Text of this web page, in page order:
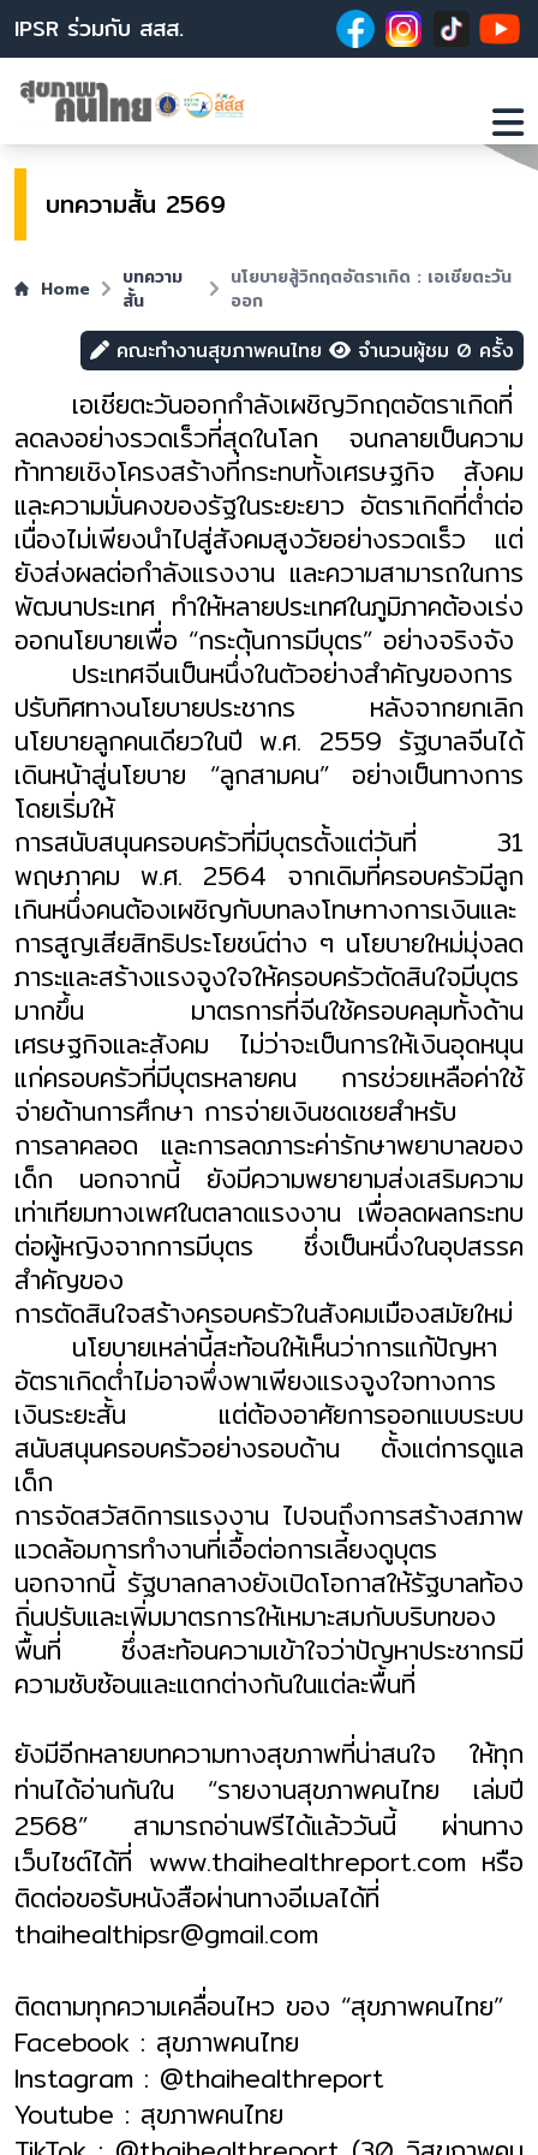
IPSR ร่วมกับ สสส.
บทความสั้น 2569
Home
บทความ
สั้น
นโยบายสู้วิกฤตอัตราเกิด : เอเชียตะวัน
ออก
คณะทำงานสุขภาพคนไทย จำนวนผู้ชม 0 ครั้ง
เอเชียตะวันออกกำลังเผชิญวิกฤตอัตราเกิดที่
ลดลงอย่างรวดเร็วที่สุดในโลก จนกลายเป็นความ
ท้าทายเชิงโครงสร้างที่กระทบทั้งเศรษฐกิจ สังคม
และความมั่นคงของรัฐในระยะยาว อัตราเกิดที่ต่ำต่อ
เนื่องไม่เพียงนำไปสู่สังคมสูงวัยอย่างรวดเร็ว แต่
ยังส่งผลต่อกำลังแรงงาน และความสามารถในการ
พัฒนาประเทศ ทำให้หลายประเทศในภูมิภาคต้องเร่ง
ออกนโยบายเพื่อ “กระตุ้นการมีบุตร” อย่างจริงจัง
ประเทศจีนเป็นหนึ่งในตัวอย่างสำคัญของการ
ปรับทิศทางนโยบายประชากร หลังจากยกเลิก
นโยบายลูกคนเดียวในปี พ.ศ. 2559รัฐบาลจีนได้
เดินหน้าสู่นโยบาย “ลูกสามคน” อย่างเป็นทางการ
โดยเริ่มให้
การสนับสนุนครอบครัวที่มีบุตรตั้งแต่วันที่ 31
พฤษภาคม พ.ศ. 2564 จากเดิมที่ครอบครัวมีลูก
เกินหนึ่งคนต้องเผชิญกับบทลงโทษทางการเงินและ
การสูญเสียสิทธิประโยชน์ต่าง ๆ นโยบายใหม่มุ่งลด
ภาระและสร้างแรงจูงใจให้ครอบครัวตัดสินใจมีบุตร
มากขึ้น มาตรการที่จีนใช้ครอบคลุมทั้งด้าน
เศรษฐกิจและสังคม ไม่ว่าจะเป็นการให้เงินอุดหนุน
แก่ครอบครัวที่มีบุตรหลายคน การช่วยเหลือค่าใช้
จ่ายด้านการศึกษา การจ่ายเงินชดเชยสำหรับ
การลาคลอด และการลดภาระค่ารักษาพยาบาลของ
เด็ก นอกจากนี้ ยังมีความพยายามส่งเสริมความ
เท่าเทียมทางเพศในตลาดแรงงาน เพื่อลดผลกระทบ
ต่อผู้หญิงจากการมีบุตร ซึ่งเป็นหนึ่งในอุปสรรค
สำคัญของ
การตัดสินใจสร้างครอบครัวในสังคมเมืองสมัยใหม่
นโยบายเหล่านี้สะท้อนให้เห็นว่าการแก้ปัญหา
อัตราเกิดต่ำไม่อาจพึ่งพาเพียงแรงจูงใจทางการ
เงินระยะสั้น แต่ต้องอาศัยการออกแบบระบบ
สนับสนุนครอบครัวอย่างรอบด้าน ตั้งแต่การดูแล
เด็ก
การจัดสวัสดิการแรงงาน ไปจนถึงการสร้างสภาพ
แวดล้อมการทำงานที่เอื้อต่อการเลี้ยงดูบุตร
นอกจากนี้ รัฐบาลกลางยังเปิดโอกาสให้รัฐบาลท้อง
ถิ่นปรับและเพิ่มมาตรการให้เหมาะสมกับบริบทของ
พื้นที่ ซึ่งสะท้อนความเข้าใจว่าปัญหาประชากรมี
ความซับซ้อนและแตกต่างกันในแต่ละพื้นที่
ยังมีอีกหลายบทความทางสุขภาพที่น่าสนใจ ให้ทุก
ท่านได้อ่านกันใน “รายงานสุขภาพคนไทย เล่มปี
2568” สามารถอ่านฟรีได้แล้ววันนี้ ผ่านทาง
เว็บไซต์ได้ที่ www.thaihealthreport.com หรือ
ติดต่อขอรับหนังสือผ่านทางอีเมลได้ที่
thaihealthipsr@gmail.com
ติดตามทุกความเคลื่อนไหว ของ “สุขภาพคนไทย”
Facebook : สุขภาพคนไทย
Instagram : @thaihealthreport
Youtube : สุขภาพคนไทย